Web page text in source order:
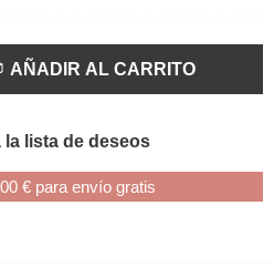
AÑADIR AL CARRITO
la lista de deseos
€ para envío gratis